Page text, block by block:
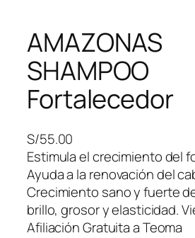
AMAZONAS
SHAMPOO
Fortalecedor
S/55.00
Estimula el crecimiento del
Ayuda a la renovación del
Crecimiento sano y fuerte
brillo, grosor y elasticidad.
Afiliación Gratuita a Teoma